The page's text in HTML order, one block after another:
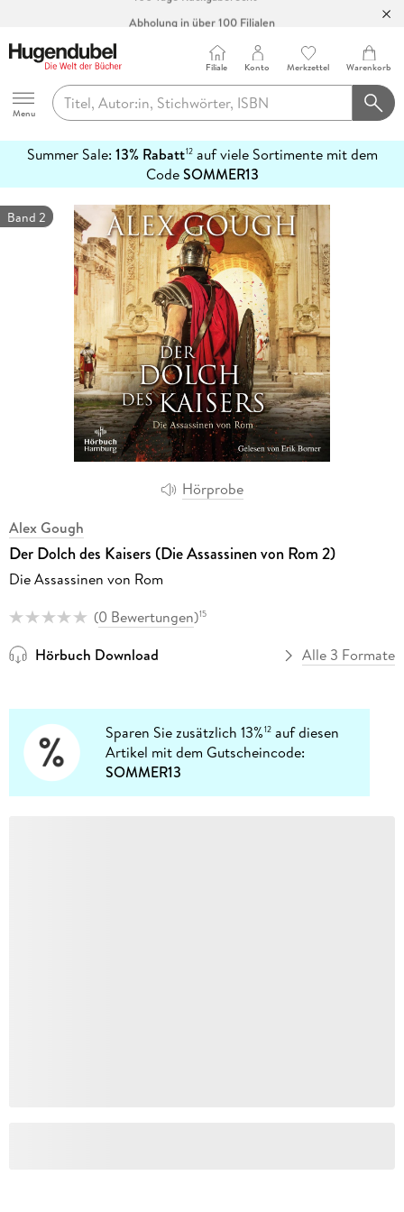
Hugendubel
Menu
Filiale Konto Merkzettel Warenkorb
Summer Sale: 13% Rabatt12auf viele Sortimente mit dem
CodeSOMMER13
erfahren
Hörprobe
Band 2
Alex Gough
Der Dolch des Kaisers (Die Assassinen von Rom 2)
Die Assassinen von Rom
(0 Bewertungen)15
Hörbuch Download Alle 3 Formate
Sparen Sie zusätzlich 13%12 auf diesen
Artikel mit dem Gutscheincode:
SOMMER13